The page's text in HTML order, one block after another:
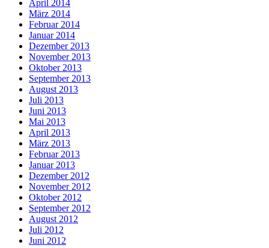
April 2014
März 2014
Februar 2014
Januar 2014
Dezember 2013
November 2013
Oktober 2013
September 2013
August 2013
Juli 2013
Juni 2013
Mai 2013
April 2013
März 2013
Februar 2013
Januar 2013
Dezember 2012
November 2012
Oktober 2012
September 2012
August 2012
Juli 2012
Juni 2012